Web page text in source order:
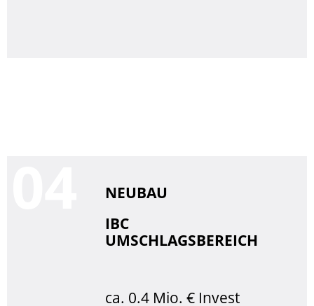
NEUBAU
IBC
UMSCHLAGSBEREICH
ca. 0.4 Mio. € Invest